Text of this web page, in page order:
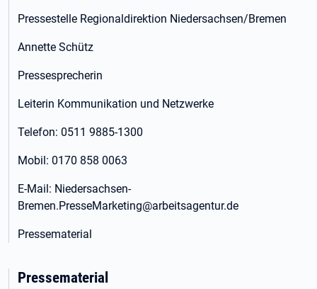
Pressestelle Regionaldirektion Niedersachsen/Bremen
Annette Schütz
Pressesprecherin
Leiterin Kommunikation und Netzwerke
Telefon: 0511 9885-1300
Mobil: 0170 858 0063
E-Mail: Niedersachsen-
Bremen.PresseMarketing@arbeitsagentur.de
Pressematerial
Pressematerial